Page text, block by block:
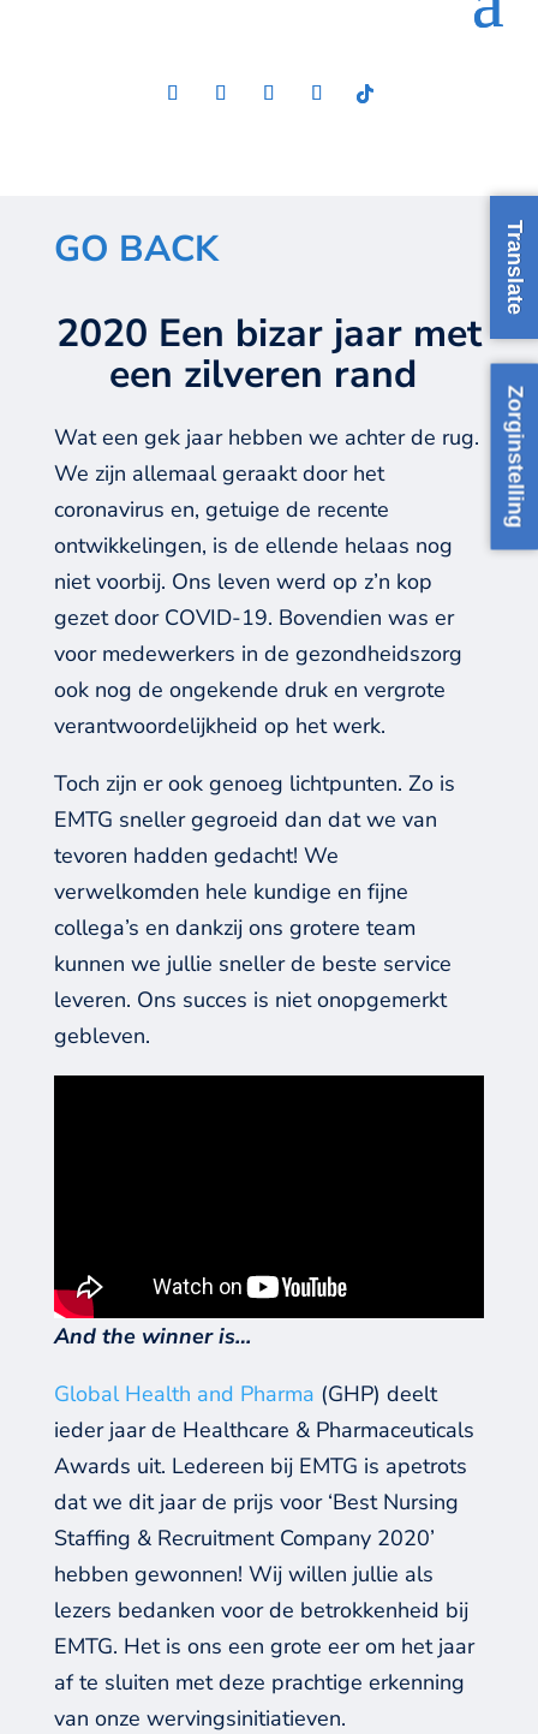
Zorginstelling
GO BACK
2020 Een bizar jaar met
een zilveren rand
Wat een gek jaar hebben we achter de rug.
We zijn allemaal geraakt door het
coronavirus en, getuige de recente
ontwikkelingen, is de ellende helaas nog
niet voorbij. Ons leven werd op z’n kop
gezet door COVID-19. Bovendien was er
voor medewerkers in de gezondheidszorg
ook nog de ongekende druk en vergrote
verantwoordelijkheid op het werk.
Toch zijn er ook genoeg lichtpunten. Zo is
EMTG sneller gegroeid dan datwe van
tevoren hadden gedacht! We
verwelkomden hele kundige en fijne
collega’s en dankzij ons grotere team
kunnen we jullie snellerde beste service
leveren. Ons succes is niet onopgemerkt
gebleven.
And the winner is…
Global Health and Pharma (GHP) deelt
ieder jaarde Healthcare & Pharmaceuticals
Awards uit. Ledereen bij EMTG is apetrots
dat we dit jaar de prijs voor‘Best Nursing
Staffing & Recruitment Company 2020’
hebben gewonnen! Wij willen jullie als
lezers bedanken voor de betrokkenheid bij
EMTG. Het is ons een grote eer om het jaar
af te sluiten metdeze prachtige erkenning
van onze wervingsinitiatieven.
Translate